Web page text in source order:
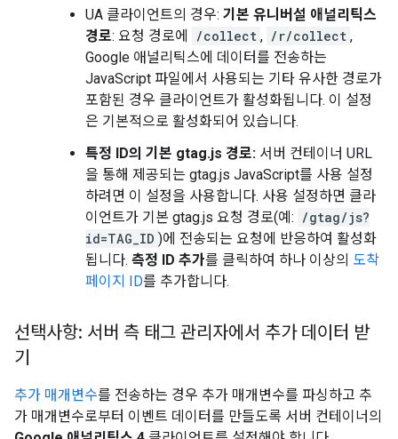
UA 클라이언트의 경우: 기본 유니버설 애널리틱스
경로: 요청 경로에 /collect , /r/collect ,
Google 애널리틱스에 데이터를 전송하는
JavaScript 파일에서 사용되는 기타 유사한 경로가
포함된 경우 클라이언트가 활성화됩니다. 이 설정
은 기본적으로 활성화되어 있습니다.
특정 ID의 기본 gtag.js 경로: 서버 컨테이너 URL
을 통해 제공되는 gtag.js JavaScript를 사용 설정
하려면 이 설정을 사용합니다. 사용 설정하면 클라
이언트가 기본 gtag.js 요청 경로(예: /gtag/js?
id=TAG_ID )에 전송되는 요청에 반응하여 활성화
됩니다. 측정 ID 추가를 클릭하여 하나 이상의 도착
페이지 ID를 추가합니다.
선택사항: 서버 측 태그 관리자에서 추가 데이터 받
기
추가 매개변수를 전송하는 경우 추가 매개변수를 파싱하고 추
가 매개변수로부터 이벤트 데이터를 만들도록 서버 컨테이너의